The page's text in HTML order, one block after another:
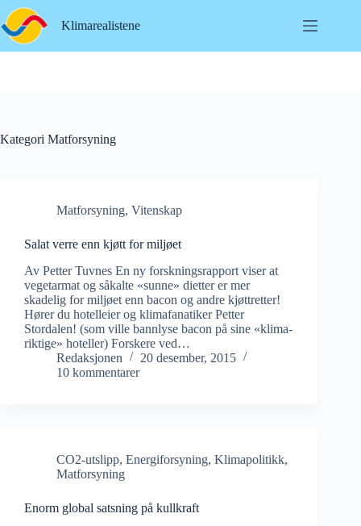
Hopp
til
innholdet
Klimarealistene
Kategori Matforsyning
Matforsyning, Vitenskap
Salat verre enn kjøtt for miljøet
Av Petter Tuvnes En ny forskningsrapport viser at
vegetarmat og såkalte «sunne» dietter er mer
skadelig for miljøet enn bacon og andre kjøttretter!
Hører du hotelleier og klimafanatiker Petter
Stordalen! (som ville bannlyse bacon på sine «klima-
riktige» hoteller) Forskere ved…
Redaksjonen
20 desember, 2015
10 kommentarer
CO2-utslipp, Energiforsyning, Klimapolitikk,
Matforsyning
Enorm global satsning på kullkraft